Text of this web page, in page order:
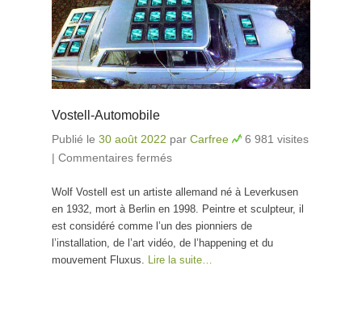
Vostell-Automobile
Publié le 30 août 2022 par Carfree
6 981 visites
| Commentaires fermés
Wolf Vostell est un artiste allemand né à Leverkusen
en 1932, mort à Berlin en 1998. Peintre et sculpteur, il
est considéré comme l’un des pionniers de
l’installation, de l’art vidéo, de l’happening et du
mouvement Fluxus.
Lire la suite…